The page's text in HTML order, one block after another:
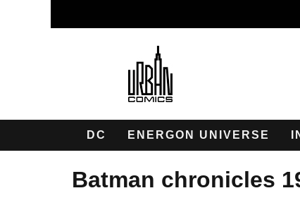
DC ENERGON UNIVERSE
batman chronicles